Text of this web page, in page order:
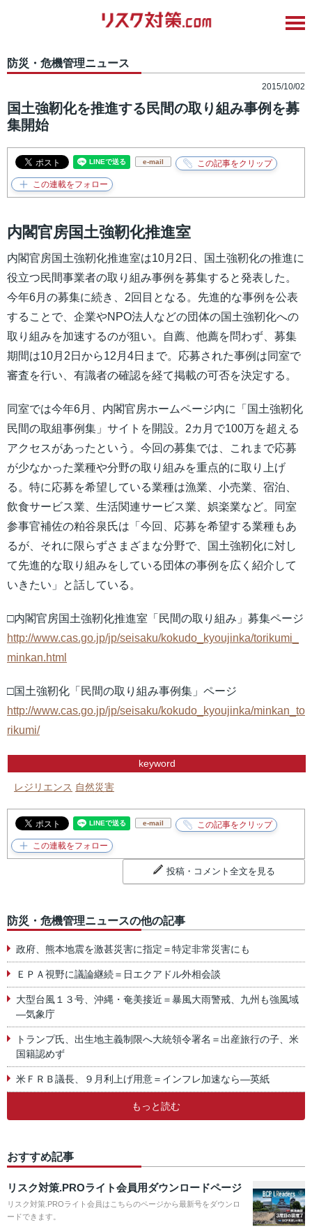
防災・危機管理ニュース
2015/10/02
国土強靭化を推進する民間の取り組み事例を募
集開始
e-mail
内閣官房国土強靭化推進室
内閣官房国土強靭化推進室は10月2日、国土強靭化の推進に
役立つ民間事業者の取り組み事例を募集すると発表した。
今年6月の募集に続き、2回目となる。先進的な事例を公表
することで、企業やNPO法人などの団体の国土強靭化への
取り組みを加速するのが狙い。自薦、他薦を問わず、募集
期間は10月2日から12月4日まで。応募された事例は同室で
審査を行い、有識者の確認を経て掲載の可否を決定する。
同室では今年6月、内閣官房ホームページ内に「国土強靭化
民間の取組事例集」サイトを開設。2カ月で100万を超える
アクセスがあったという。今回の募集では、これまで応募
が少なかった業種や分野の取り組みを重点的に取り上げ
る。特に応募を希望している業種は漁業、小売業、宿泊、
飲食サービス業、生活関連サービス業、娯楽業など。同室
参事官補佐の粕谷泉氏は「今回、応募を希望する業種もあ
るが、それに限らずさまざまな分野で、国土強靭化に対し
て先進的な取り組みをしている団体の事例を広く紹介して
いきたい」と話している。
□内閣官房国土強靭化推進室「民間の取り組み」募集ページ
http://www.cas.go.jp/jp/seisaku/kokudo_kyoujinka/torikumi_
minkan.html
□国土強靭化「民間の取り組み事例集」ページ
http://www.cas.go.jp/jp/seisaku/kokudo_kyoujinka/minkan_to
rikumi/
keyword
レジリエンス 自然災害
e-mail
投稿・コメント全文を見る
防災・危機管理ニュースの他の記事
政府、熊本地震を激甚災害に指定＝特定非常災害にも
ＥＰＡ視野に議論継続＝日エクアドル外相会談
大型台風１３号、沖縄・奄美接近＝暴風大雨警戒、九州も強風域
―気象庁
トランプ氏、出生地主義制限へ大統領令署名＝出産旅行の子、米
国籍認めず
米ＦＲＢ議長、９月利上げ用意＝インフレ加速なら―英紙
もっと読む
おすすめ記事
リスク対策.PROライト会員用ダウンロードページ
リスク対策.PROライト会員はこちらのページから最新号をダウンロ
ードできます。